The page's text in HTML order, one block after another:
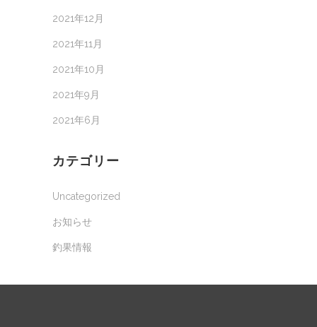
2021年12月
2021年11月
2021年10月
2021年9月
2021年6月
カテゴリー
Uncategorized
お知らせ
釣果情報